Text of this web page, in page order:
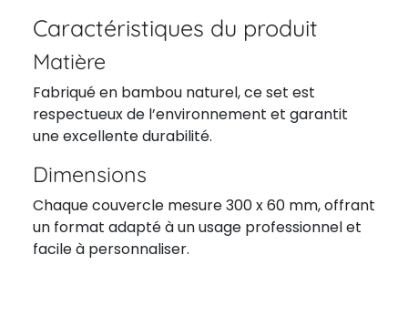
Caractéristiques du produit
Matière
Fabriqué en bambou naturel, ce set est
respectueux de l’environnement et garantit
une excellente durabilité.
Dimensions
Chaque couvercle mesure 300 x 60 mm, offrant
un format adapté à un usage professionnel et
facile à personnaliser.